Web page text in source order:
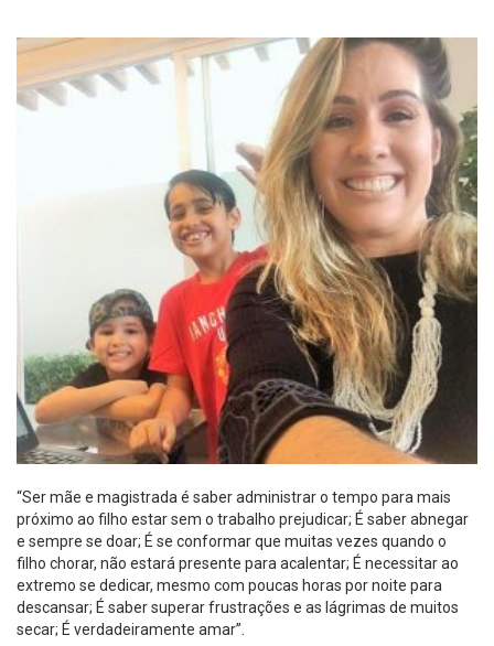
“Ser mãe e magistrada é saber administrar o tempo para mais
próximo ao filho estar sem o trabalho prejudicar; É saber abnegar
e sempre se doar; É se conformar que muitas vezes quando o
filho chorar, não estará presente para acalentar; É necessitar ao
extremo se dedicar, mesmo com poucas horas por noite para
descansar; É saber superar frustrações e as lágrimas de muitos
secar; É verdadeiramente amar”.